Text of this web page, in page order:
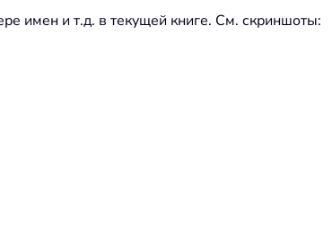
имен и т.д. в текущей книге. См. скриншоты: